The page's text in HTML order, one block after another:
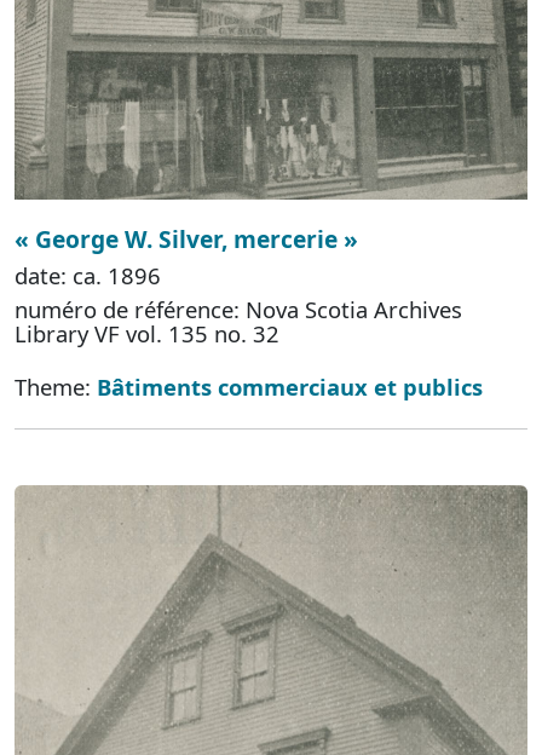
« George W. Silver, mercerie »
date: ca. 1896
numéro de référence: Nova Scotia Archives
Library VF vol. 135 no. 32
Theme: Bâtiments commerciaux et publics